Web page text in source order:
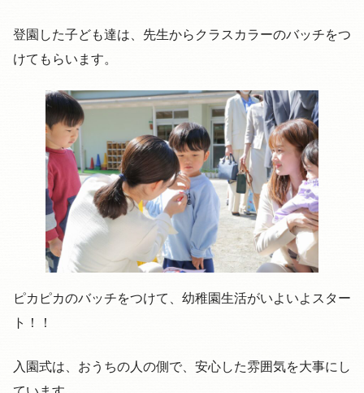
登園した子ども達は、先生からクラスカラーのバッチをつ
けてもらいます。
ピカピカのバッチをつけて、幼稚園生活がいよいよスター
ト！！
入園式は、おうちの人の側で、安心した雰囲気を大事にし